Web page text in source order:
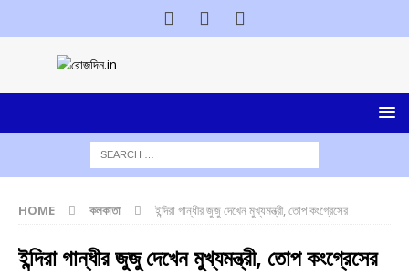
HOME কলকাতা ইন্দিরা গান্ধীর জুজু দেখেন মুখ্যমন্ত্রী, তোপ কংগ্রেসের
ইন্দিরা গান্ধীর জুজু দেখেন মুখ্যমন্ত্রী, তোপ কংগ্রেসের